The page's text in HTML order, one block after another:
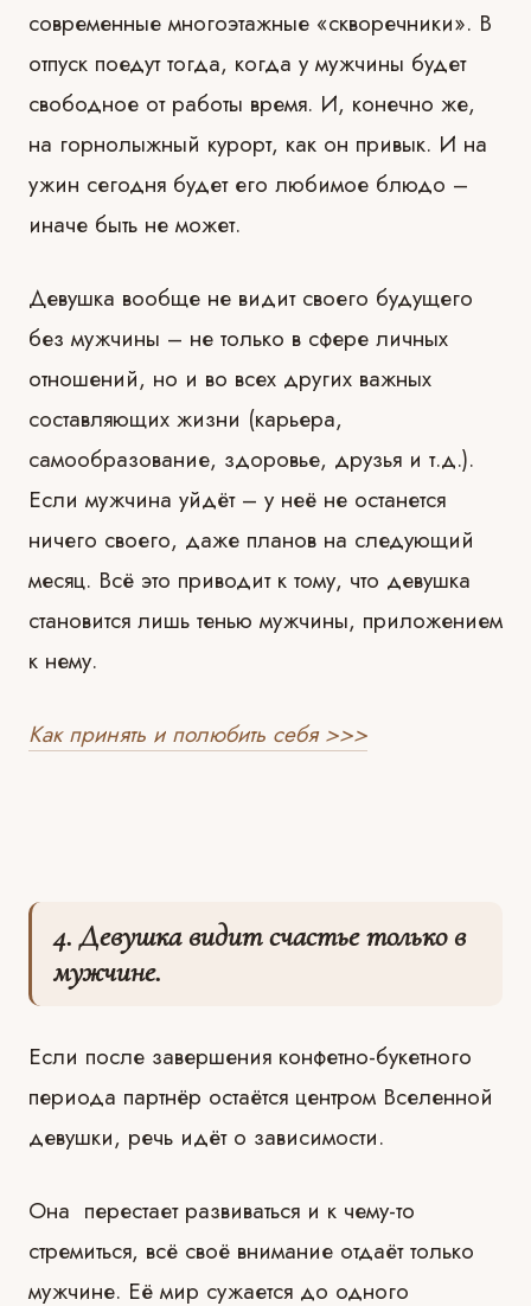
современные многоэтажные «скворечники». В
отпуск поедут тогда, когда у мужчины будет
свободное от работы время. И, конечно же,
на горнолыжный курорт, как он привык. И на
ужин сегодня будет его любимое блюдо –
иначе быть не может.
Девушка вообще не видит своего будущего
без мужчины – не только в сфере личных
отношений, но и во всех других важных
составляющих жизни (карьера,
самообразование, здоровье, друзья и т.д.).
Если мужчина уйдёт – у неё не останется
ничего своего, даже планов на следующий
месяц. Всё это приводит к тому, что девушка
становится лишь тенью мужчины, приложением
к нему.
Как принять и полюбить себя >>>
4. Девушка видит счастье только в
мужчине.
Если после завершения конфетно-букетного
периода партнёр остаётся центром Вселенной
девушки, речь идёт о зависимости.
Она перестает развиваться и к чему-то
стремиться, всё своё внимание отдаёт только
мужчине. Её мир сужается до одного